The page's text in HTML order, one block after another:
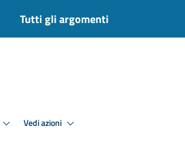
Tutti gli argomenti
Vedi azioni